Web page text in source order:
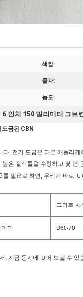
색깔:
물자:
농도:
, 6 인치 150 밀리미터 크브
금된 CBN
. 전기 도금은 다른 애플리
은 절삭률을 수행하고 몇
필요로 하면, 우리가 바로
그리트 사
터 B60/70
, 지금 동시에 Ｕ에 보낼 수 있